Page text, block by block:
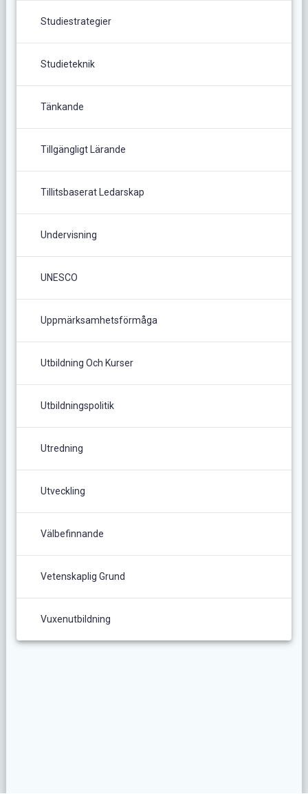
Studiestrategier
Studieteknik
Tänkande
Tillgängligt Lärande
Tillitsbaserat Ledarskap
Undervisning
UNESCO
Uppmärksamhetsförmåga
Utbildning Och Kurser
Utbildningspolitik
Utredning
Utveckling
Välbefinnande
Vetenskaplig Grund
Vuxenutbildning